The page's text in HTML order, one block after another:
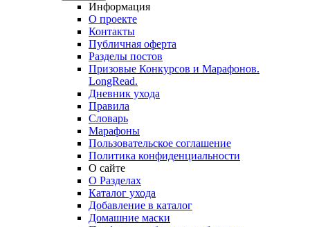
Информация
О проекте
Контакты
Публичная оферта
Разделы постов
Призовые Конкурсов и Марафонов.
LongRead.
Дневник ухода
Правила
Словарь
Марафоны
Пользовательское соглашение
Политика конфиденциальности
О сайте
О Разделах
Каталог ухода
Добавление в каталог
Домашние маски